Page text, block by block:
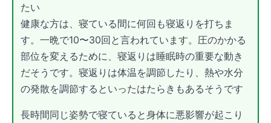
たい
健康な方は、寝ている間に何回も寝返りを打ちま
す。一晩で10〜30回と言われています。圧のかかる
部位を変えるために、寝返りは睡眠時の重要な動き
だそうです。寝返りは体温を調節したり、熱や水分
の発散を調節するといったはたらきもあるそうです
長時間同じ姿勢で寝ていると身体に悪影響が起こり